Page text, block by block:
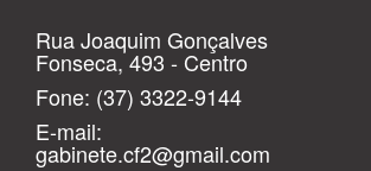
Rua Joaquim Gonçalves
Fonseca, 493 - Centro
Fone: (37) 3322-9144
E-mail:
gabinete.cf2@gmail.com